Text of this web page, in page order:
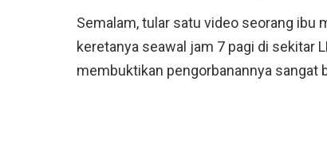
Semalam, tular satu video seorang ibu
keretanya seawal jam 7 pagi di sekitar
membuktikan pengorbanannya sangat